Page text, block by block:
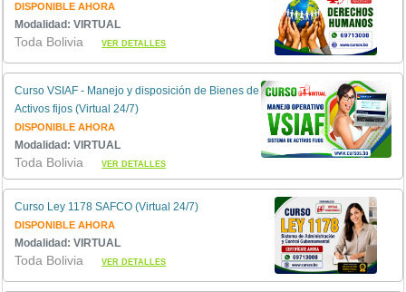
DISPONIBLE AHORA
Modalidad: VIRTUAL
Toda BoliviaVER DETALLES
Curso VSIAF - Manejo y disposición de Bienes de
Activos fijos (Virtual 24/7)
DISPONIBLE AHORA
Modalidad: VIRTUAL
Toda BoliviaVER DETALLES
Curso Ley 1178 SAFCO (Virtual 24/7)
DISPONIBLE AHORA
Modalidad: VIRTUAL
Toda BoliviaVER DETALLES